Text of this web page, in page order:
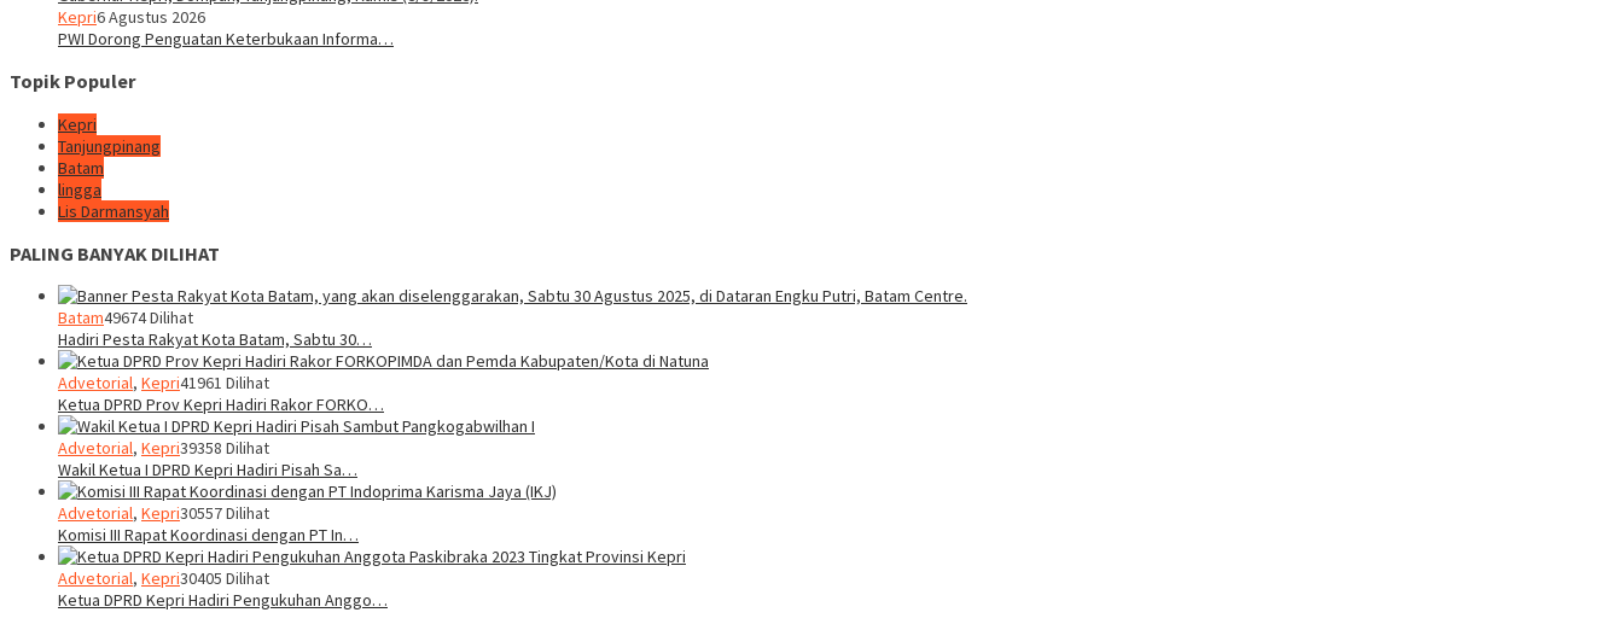
Kepri6 Agustus 2026
PWI Dorong Penguatan Keterbukaan Informa…
Topik Populer
Kepri
Tanjungpinang
Batam
lingga
Lis Darmansyah
PALING BANYAK DILIHAT
Batam49674 Dilihat
Hadiri Pesta Rakyat Kota Batam, Sabtu 30…
Advetorial, Kepri41961 Dilihat
Ketua DPRD Prov Kepri Hadiri Rakor FORKO…
Advetorial, Kepri39358 Dilihat
Wakil Ketua I DPRD Kepri Hadiri Pisah Sa…
Advetorial, Kepri30557 Dilihat
Komisi III Rapat Koordinasi dengan PT In…
Advetorial, Kepri30405 Dilihat
Ketua DPRD Kepri Hadiri Pengukuhan Anggo…